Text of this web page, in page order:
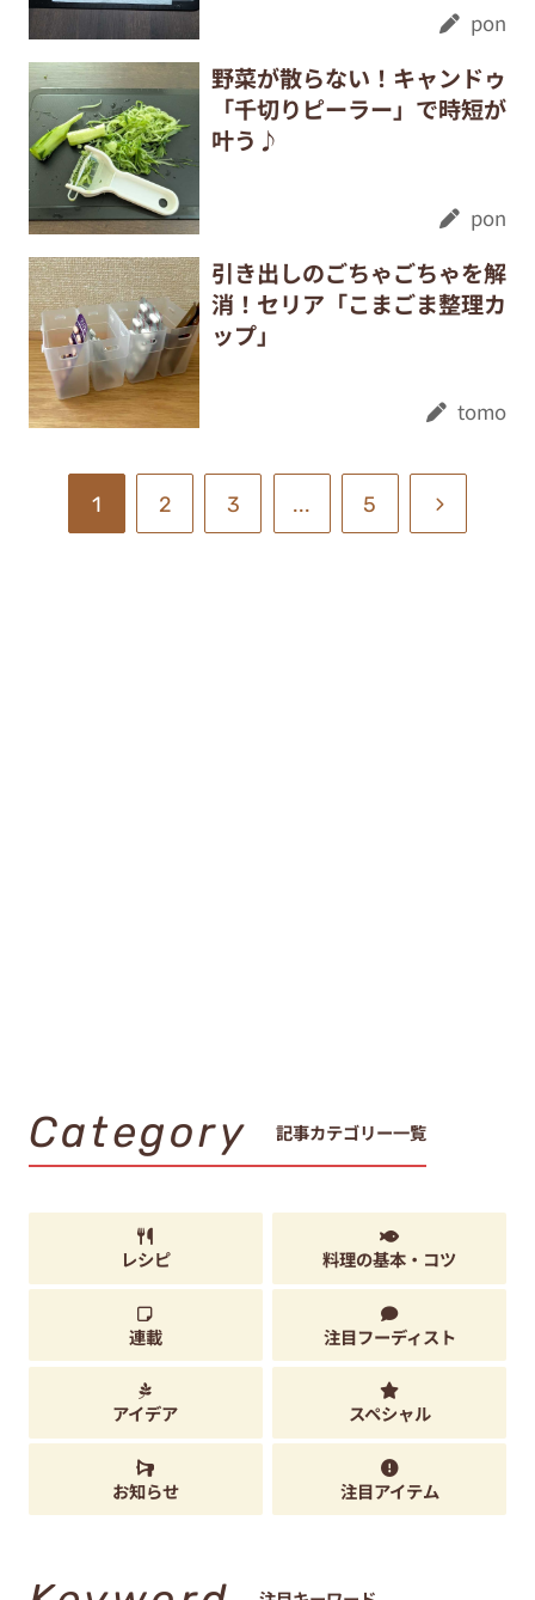
pon
野菜が散らない！キャンドゥ
「千切りピーラー」で時短が
叶う♪
pon
引き出しのごちゃごちゃを解
消！セリア「こまごま整理カ
ップ」
tomo
1 2 3 ... 5
Category 記事カテゴリー一覧
レシピ 料理の基本・コツ
連載 注目フーディスト
アイデア スペシャル
お知らせ 注目アイテム